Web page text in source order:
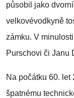
působil jako
velkovévodkyně
zámku. V
Purschovi či Janu
Na počátku 60. let
špatnému